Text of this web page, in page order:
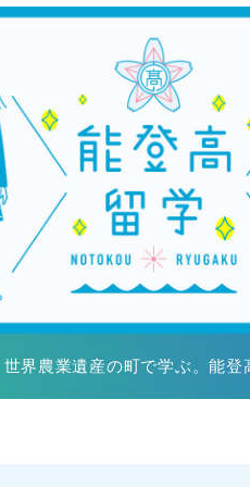
世界農業遺産の町で学ぶ。能登